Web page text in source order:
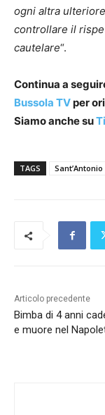
ogni altra
controllare il
cautelare“.
Continua a
Bussola TVper
Siamo anche su
TAGS
Articolo precedente
Bimba di 4 anni
e muore nel